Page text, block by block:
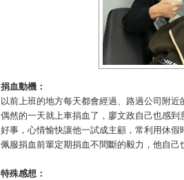
捐血動機：
以前上班的地方每天都會經過、路過公司附
偶然的一天就上車捐血了，廖文政自己也感
好事，心情愉快讓他一試成主顧，常利用休
佩服捐血前輩定期捐血不間斷的毅力，他自己
特殊感想：